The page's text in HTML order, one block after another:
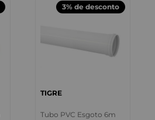
3% de desconto
TIGRE
Tubo PVC Esgoto 6m